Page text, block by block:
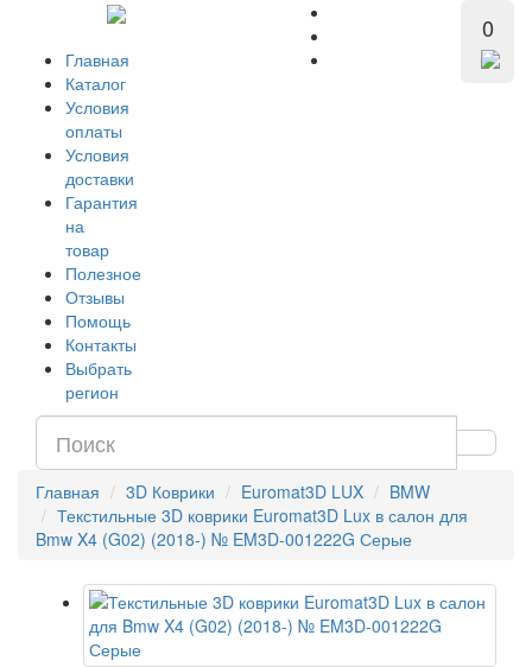
Главная
Каталог
Условия
оплаты
Условия
доставки
Гарантия
на
товар
Полезное
Отзывы
Помощь
Контакты
Выбрать
регион
0
Главная 3D Коврики Euromat3D LUX
BMW
Текстильные 3D коврики Euromat3D Lux в салон для
Bmw X4 (G02) (2018-) № EM3D-001222G Серые